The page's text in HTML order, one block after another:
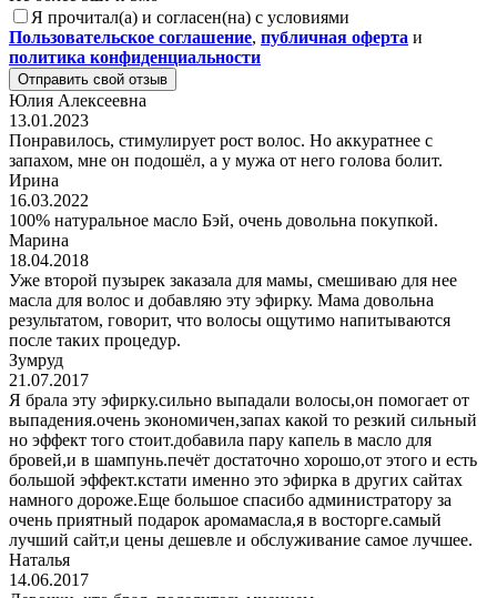
Я прочитал(а) и согласен(на) с условиями
Пользовательское соглашение, публичная оферта и
политика конфиденциальности
Отправить свой отзыв
Юлия Алексеевна
13.01.2023
Понравилось, стимулирует рост волос. Но аккуратнее с
запахом, мне он подошёл, а у мужа от него голова болит.
Ирина
16.03.2022
100% натуральное масло Бэй, очень довольна покупкой.
Марина
18.04.2018
Уже второй пузырек заказала для мамы, смешиваю для нее
масла для волос и добавляю эту эфирку. Мама довольна
результатом, говорит, что волосы ощутимо напитываются
после таких процедур.
Зумруд
21.07.2017
Я брала эту эфирку.сильно выпадали волосы,он помогает от
выпадения.очень экономичен,запах какой то резкий сильный
но эффект того стоит.добавила пару капель в масло для
бровей,и в шампунь.печёт достаточно хорошо,от этого и есть
большой эффект.кстати именно это эфирка в других сайтах
намного дороже.Еще большое спасибо администратору за
очень приятный подарок аромамасла,я в восторге.самый
лучший сайт,и цены дешевле и обслуживание самое лучшее.
Наталья
14.06.2017